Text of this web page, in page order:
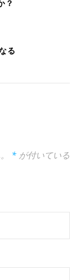
？
る
* が付いている